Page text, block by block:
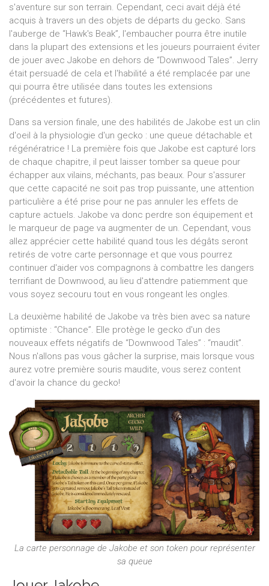
s'aventure sur son terrain. Cependant, ceci avait déjà été
acquis à travers un des objets de départs du gecko. Sans
l'auberge de “Hawk's Beak”, l'embaucher pourra être inutile
dans la plupart des extensions et les joueurs pourraient éviter
de jouer avec Jakobe en dehors de “Downwood Tales”. Jerry
était persuadé de cela et l'habilité a été remplacée par une
qui pourra être utilisée dans toutes les extensions
(précédentes et futures).
Dans sa version finale, une des habilités de Jakobe est un clin
d'oeil à la physiologie d'un gecko : une queue détachable et
régénératrice ! La première fois que Jakobe est capturé lors
de chaque chapitre, il peut laisser tomber sa queue pour
échapper aux vilains, méchants, pas beaux. Pour s'assurer
que cette capacité ne soit pas trop puissante, une attention
particulière a été prise pour ne pas annuler les effets de
capture actuels. Jakobe va donc perdre son équipement et
le marqueur de page va augmenter de un. Cependant, vous
allez apprécier cette habilité quand tous les dégâts seront
retirés de votre carte personnage et que vous pourrez
continuer d'aider vos compagnons à combattre les dangers
terrifiant de Downwood, au lieu d'attendre patiemment que
vous soyez secouru tout en vous rongeant les ongles.
La deuxième habilité de Jakobe va très bien avec sa nature
optimiste : “Chance”. Elle protège le gecko d'un des
nouveaux effets négatifs de “Downwood Tales” : “maudit”.
Nous n'allons pas vous gâcher la surprise, mais lorsque vous
aurez votre première souris maudite, vous serez content
d'avoir la chance du gecko!
La carte personnage de Jakobe et son token pour représenter
sa queue